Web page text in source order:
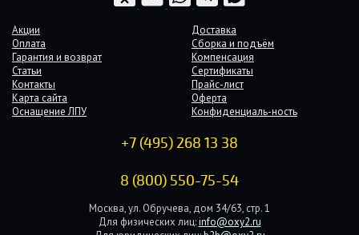
Акции
Доставка
Оплата
Сборка и подъём
Гарантия и возврат
Компенсация
Статьи
Сертификаты
Контакты
Прайс-лист
Карта сайта
Оферта
Оснащение ЛПУ
Конфиденциаль-ность
+7 (495) 268 13 38
8 (800) 550-75-54
Москва, ул. Обручева, дом 34/63, стр. 1
Для физических лиц: info@oxy2.ru